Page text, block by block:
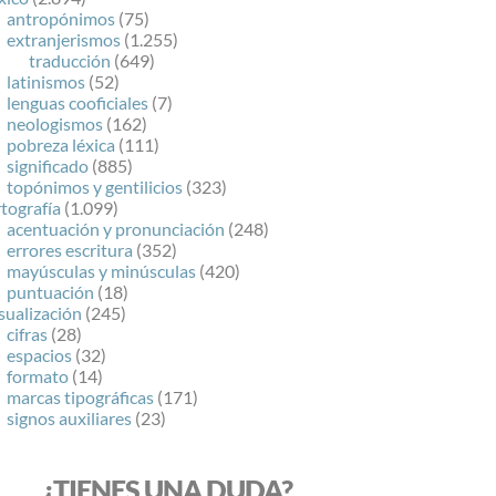
antropónimos (75)
extranjerismos (1.255)
traducción (649)
latinismos (52)
lenguas cooficiales (7)
neologismos (162)
pobreza léxica (111)
significado (885)
topónimos y gentilicios (323)
(1.099)
acentuación y pronunciación (248)
errores escritura (352)
mayúsculas y minúsculas (420)
puntuación (18)
(245)
cifras (28)
espacios (32)
formato (14)
marcas tipográficas (171)
signos auxiliares (23)
¿TIENES UNA DUDA?